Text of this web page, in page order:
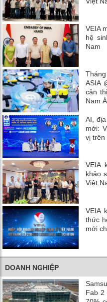
VEIA
hệ
Nam
ASIA
cận
Nam
AI,
mới:
vị trên
VEIA
khảo
Việt
VEIA
thức
mới
DOANH NGHIỆP
Fab 2